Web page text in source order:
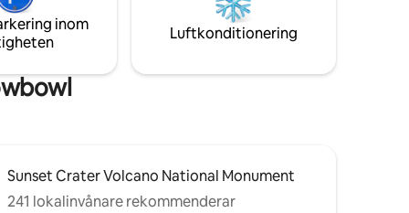
på
utforskar Grand Canyon börjar
oförglömliga minnen här. Boka din
tillflyktsort i bergen idag!
inom
Luftkonditionering
Sunset Crater Volcano National Monument
241 lokalinvånare rekommenderar